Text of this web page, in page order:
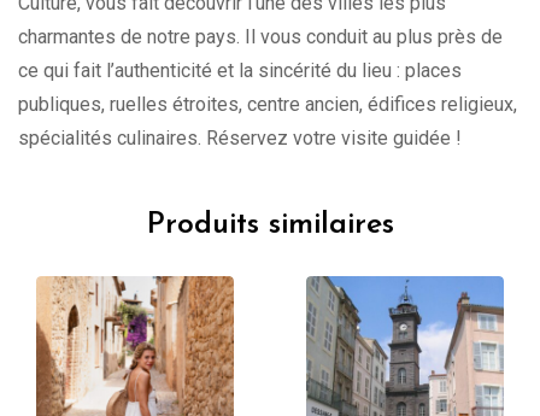
charmantes de notre pays. Il vous conduit au plus près de
ce qui fait l’authenticité et la sincérité du lieu : places
publiques, ruelles étroites, centre ancien, édifices religieux,
spécialités culinaires. Réservez votre visite guidée !
Produits similaires